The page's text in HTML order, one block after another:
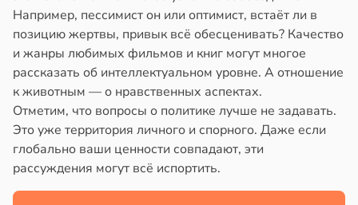
Например, пессимист он или оптимист, встаёт ли в
позицию жертвы, привык всё обесценивать? Качество
и жанры любимых фильмов и книг могут многое
рассказать об интеллектуальном уровне. А отношение
к животным — о нравственных аспектах.
Отметим, что вопросы о политике лучше не задавать.
Это уже территория личного и спорного. Даже если
глобально ваши ценности совпадают, эти
рассуждения могут всё испортить.